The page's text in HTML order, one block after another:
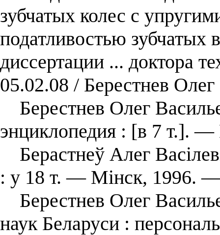
зубчатых колес с
податливостью зубчатых
диссертации ... доктора
05.02.08 / Берестнев
Берестнев Олег
энциклопедия : [в 7 т.].
Берастнеў Алег
: у 18 т. — Мінск, 1996.
Берестнев Олег
наук Беларуси :